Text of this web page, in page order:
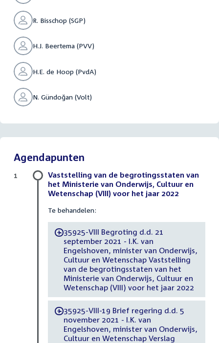
R. Bisschop (SGP)
H.J. Beertema (PVV)
H.E. de Hoop (PvdA)
N. Gündoğan (Volt)
Agendapunten
Vaststelling van de begrotingsstaten van
het Ministerie van Onderwijs, Cultuur en
Wetenschap (VIII) voor het jaar 2022
Te behandelen:
-35925-VIII Begroting d.d. 21
september 2021 - I.K. van
Engelshoven, minister van Onderwijs,
Cultuur en Wetenschap Vaststelling
van de begrotingsstaten van het
Ministerie van Onderwijs, Cultuur en
Wetenschap (VIII) voor het jaar 2022
-35925-VIII-19 Brief regering d.d. 5
november 2021 - I.K. van
Engelshoven, minister van Onderwijs,
Cultuur en Wetenschap Verslag
1